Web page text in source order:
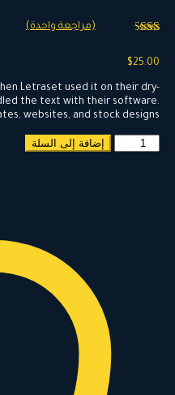
التقييم
بـ
من 5
بناءً
على
تقييم
عميل
واحد
(مراجعة واحدة)
$25.00
Letraset used it on their dry-
the text with their software.
websites, and stock designs.
كمية
Dartboard
إضافة إلى السلة